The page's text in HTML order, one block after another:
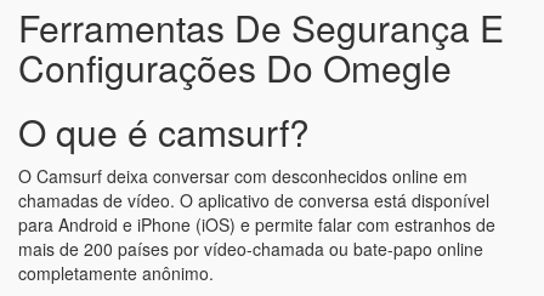
Ferramentas De Segurança E
Configurações Do Omegle
O que é camsurf?
O Camsurf deixa conversar com desconhecidos online em
chamadas de vídeo. O aplicativo de conversa está disponível
para Android e iPhone (iOS) e permite falar com estranhos de
mais de 200 países por vídeo-chamada ou bate-papo online
completamente anônimo.